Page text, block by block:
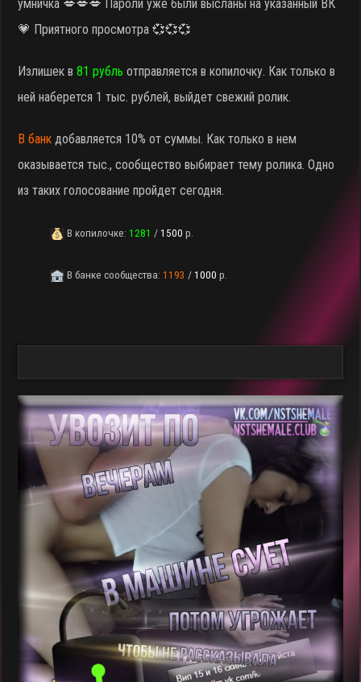
умничка 💋💋💋 Пароли уже были высланы на указанный ВК
💗 Приятного просмотра 💞💞💞
Излишек в81 рубль отправляется в копилочку. Как только в
ней наберется 1 тыс. рублей, выйдет свежий ролик.
В банкдобавляется 10% от суммы. Как только в нем
оказывается тыс., сообщество выбирает тему ролика. Одно
из таких голосование пройдет сегодня.
В копилочке:1281 /1500р.
В банке сообщества:1193 /1000р.